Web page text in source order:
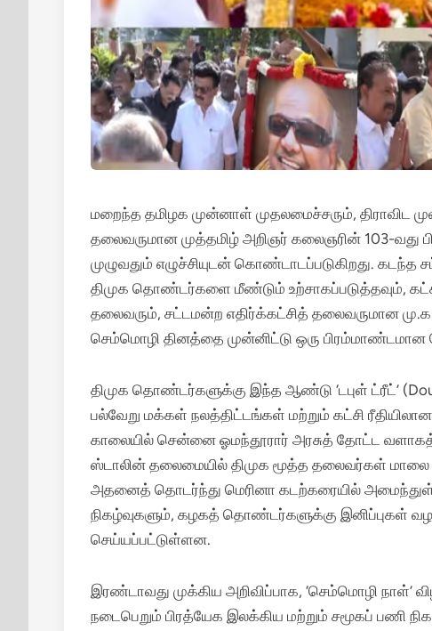
மறைந்த தமிழக முன்னாள் முதலமைச்சரும், திராவிட
தலைவருமான முத்தமிழ் அறிஞர் கலைஞரின் 103-வது
முழுவதும் எழுச்சியுடன் கொண்டாடப்படுகிறது. கடந்த
திமுக தொண்டர்களை மீண்டும் உற்சாகப்படுத்தவும்,
தலைவரும், சட்டமன்ற எதிர்க்கட்சித் தலைவருமான
செம்மொழி தினத்தை முன்னிட்டு ஒரு பிரம்மாண்டமான
திமுக தொண்டர்களுக்கு இந்த ஆண்டு ‘டபுள் ட்ரீட்’
பல்வேறு மக்கள் நலத்திட்டங்கள் மற்றும் கட்சி
காலையில் சென்னை ஓமந்தூரார் அரசுத் தோட்ட
ஸ்டாலின் தலைமையில் திமுக மூத்த தலைவர்கள்
அதனைத் தொடர்ந்து மெரினா கடற்கரையில்
நிகழ்வுகளும், கழகத் தொண்டர்களுக்கு இனிப்புகள்
செய்யப்பட்டுள்ளன.
இரண்டாவது முக்கிய அறிவிப்பாக, ‘செம்மொழி
நடைபெறும் பிரத்யேக இலக்கிய மற்றும் சமூகப் பணி